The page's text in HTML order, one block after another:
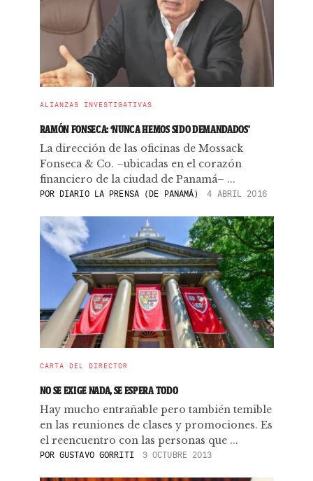
ALIANZAS INVESTIGATIVAS
RAMÓN FONSECA: ‘NUNCA HEMOS SIDO DEMANDADOS’
La dirección de las oficinas de Mossack
Fonseca & Co. –ubicadas en el corazón
financiero de la ciudad de Panamá– ...
PORDIARIO LA PRENSA (DE PANAMÁ) 4 ABRIL 2016
CARTA DEL DIRECTOR
NO SE EXIGE NADA, SE ESPERA TODO
Hay mucho entrañable pero también temible
en las reuniones de clases y promociones. Es
el reencuentro con las personas que ...
POR GUSTAVO GORRITI 3 OCTUBRE 2013